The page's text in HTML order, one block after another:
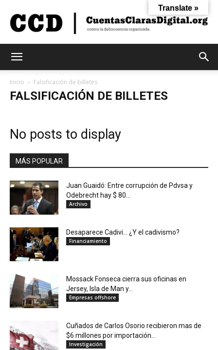
Inicio Falsificación de billetes
FALSIFICACIÓN DE BILLETES
No posts to display
MÁS POPULAR
Juan Guaidó: Entre corrupción de Pdvsa y
Odebrecht hay $ 80...
Archivo
Desaparece Cadivi… ¿Y el cadivismo?
Financiamiento
Mossack Fonseca cierra sus oficinas en
Jersey, Isla de Man y...
Empresas offshore
Cuñados de Carlos Osorio recibieron mas de
$6 millones por importación...
Investigación
Translate »